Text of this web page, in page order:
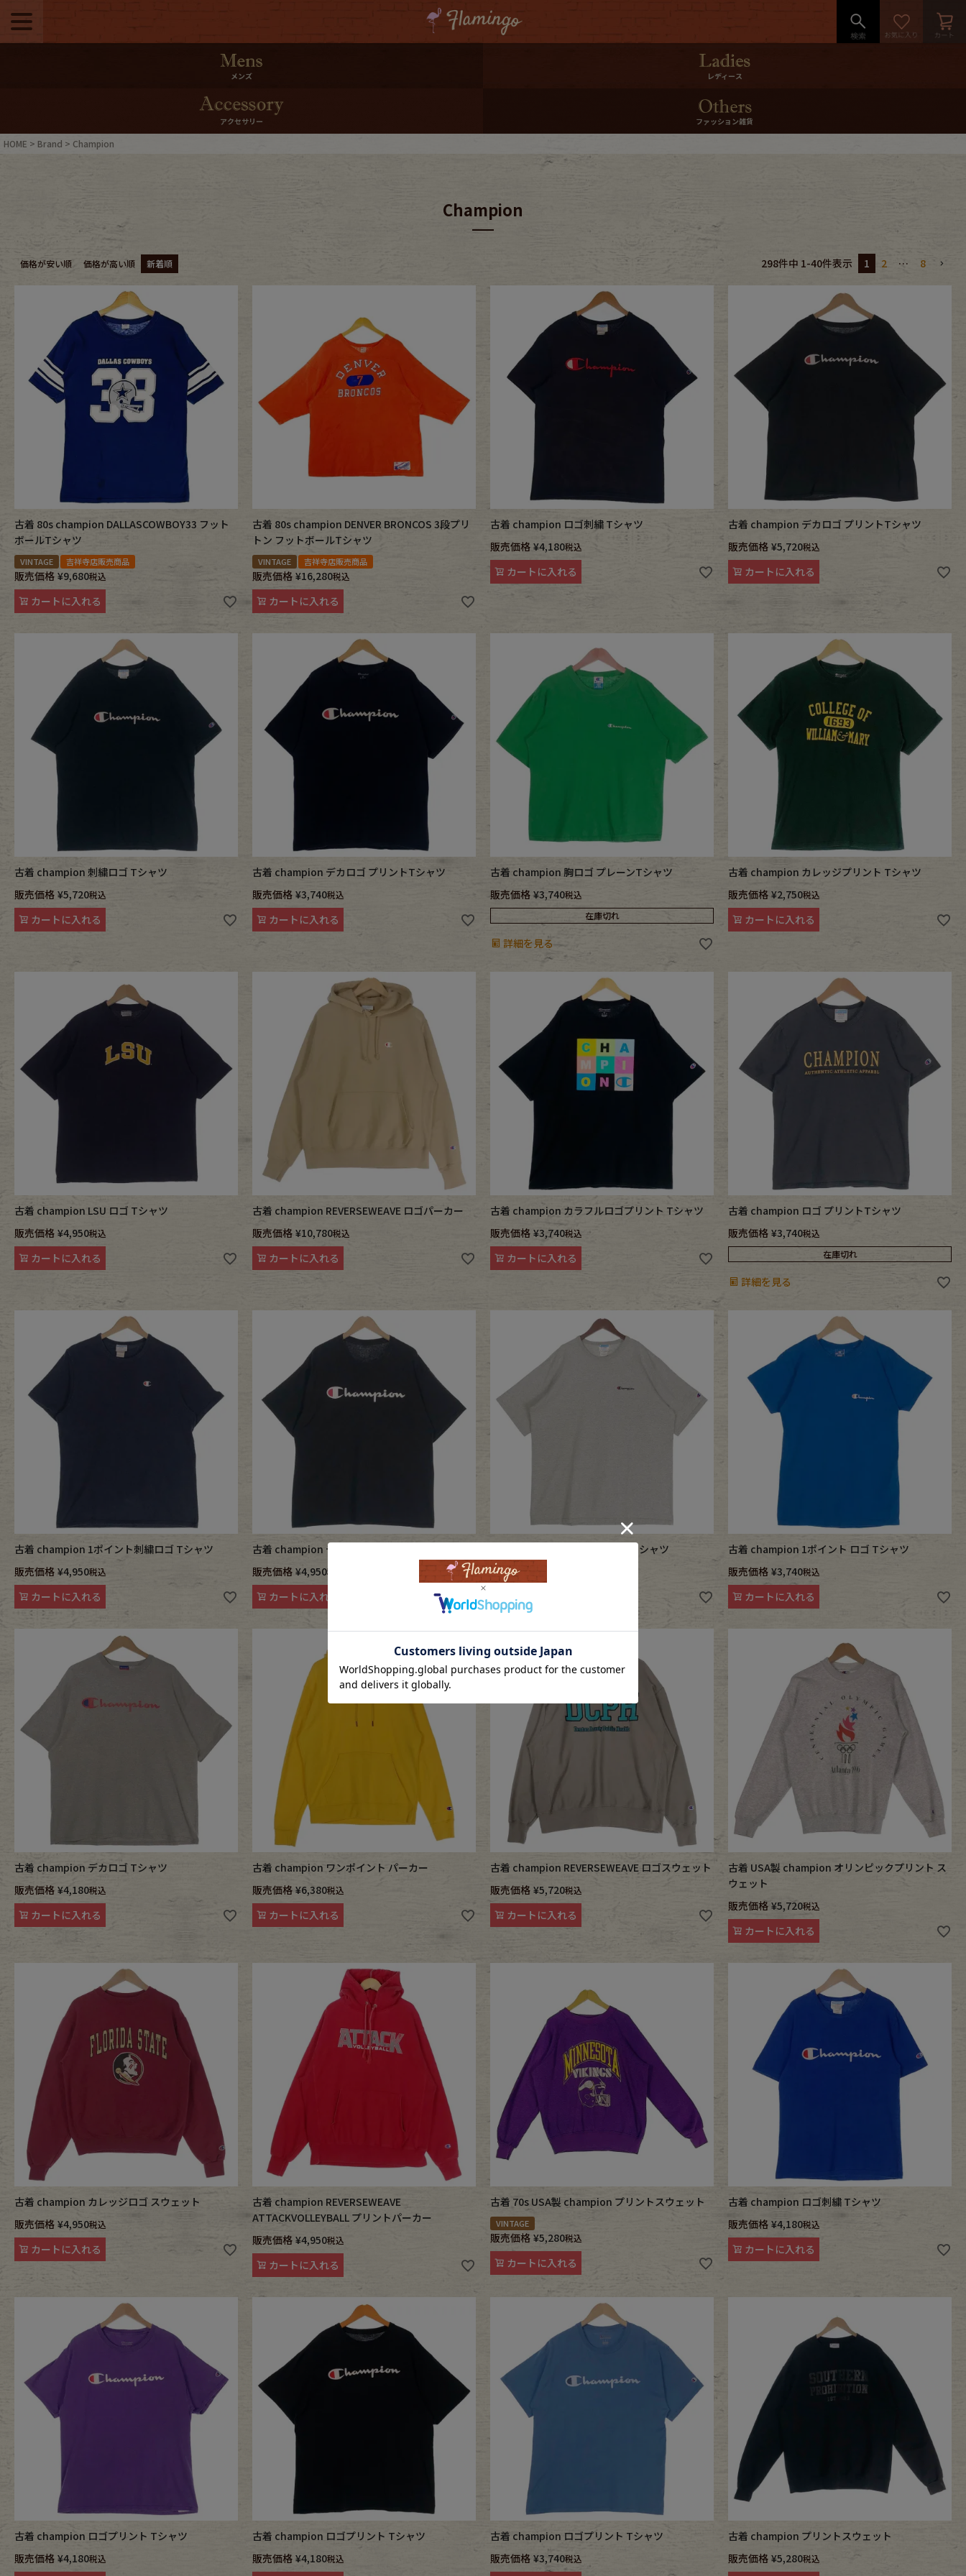
500pt＆10％Offクーポンプレゼント
ログイン・会員登録 LINE ID連携
店舗紹介
ブランドから探す
年代から探す 古着卸DOCK
メンズ商品カテゴリーから探す
Tops
レディース商品カテゴリーから探す
Outer One Piece
Kidswear
小物・アクセサリーから探す
Bag Stall・Scarf
Accessory Shoes
antique goods
Keyring vintage bicycle
メンズ レディース
アクセサリー ファッション雑貨
HOME Brand Champion
Champion
価格が安い順 価格が高い順 新着順 298件中 1-40件表示 1 2 … 8
古着 80s champion DALLASCOWBOY33 フット
ボールTシャツ
VINTAGE 吉祥寺店販売商品
販売価格 ¥9,680税込
カートに入れる
古着 80s champion DENVER BRONCOS 3段プリ
トン フットボールTシャツ
VINTAGE 吉祥寺店販売商品
販売価格 ¥16,280税込
カートに入れる
古着 champion ロゴ刺繍 Tシャツ
販売価格 ¥4,180税込
カートに入れる
古着 champion デカロゴ プリントTシャツ
販売価格 ¥5,720税込
カートに入れる
古着 champion 刺繍ロゴ Tシャツ
販売価格 ¥5,720税込
カートに入れる
古着 champion デカロゴ プリントTシャツ
販売価格 ¥3,740税込
カートに入れる
古着 champion 胸ロゴ プレーンTシャツ
販売価格 ¥3,740税込
在庫切れ
詳細を見る
古着 champion カレッジプリント Tシャツ
販売価格 ¥2,750税込
カートに入れる
古着 champion LSU ロゴ Tシャツ
販売価格 ¥4,950税込
カートに入れる
古着 champion REVERSEWEAVE ロゴパーカー
販売価格 ¥10,780税込
カートに入れる
古着 champion カラフルロゴプリント Tシャツ
販売価格 ¥3,740税込
カートに入れる
古着 champion ロゴ プリントTシャツ
販売価格 ¥3,740税込
在庫切れ
詳細を見る
古着 champion 1ポイント刺繍ロゴ Tシャツ
販売価格 ¥4,950税込
カートに入れる
古着 champion デカロゴ プリントTシャツ
販売価格 ¥4,950税込
カートに入れる
古着 champion 1ポイントロゴ Tシャツ
販売価格
カートに入れる
古着 champion 1ポイント ロゴ Tシャツ
販売価格 ¥3,740税込
カートに入れる
古着 champion デカロゴ Tシャツ
販売価格 ¥4,180税込
カートに入れる
古着 champion ワンポイント パーカー
販売価格 ¥6,380税込
カートに入れる
古着 champion REVERSEWEAVE ロゴスウェット
販売価格 ¥5,720税込
カートに入れる
古着 USA製 champion オリンピックプリント ス
ウェット
販売価格 ¥5,720税込
カートに入れる
古着 champion カレッジロゴ スウェット
販売価格 ¥4,950税込
カートに入れる
古着 champion REVERSEWEAVE
ATTACKVOLLEYBALL プリントパーカー
販売価格 ¥4,950税込
カートに入れる
古着 70s USA製 champion プリントスウェット
VINTAGE
販売価格 ¥5,280税込
カートに入れる
古着 champion ロゴ刺繍 Tシャツ
販売価格 ¥4,180税込
カートに入れる
古着 champion ロゴプリント Tシャツ
販売価格 ¥4,180税込
古着 champion ロゴプリント Tシャツ
販売価格 ¥4,180税込
古着 champion ロゴプリント Tシャツ
販売価格 ¥3,740税込
古着 champion プリントスウェット
販売価格 ¥5,280税込